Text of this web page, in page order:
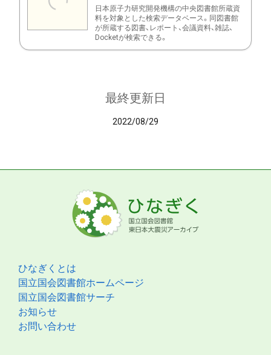
日本原子力研究開発機構の中央図書館所蔵資
料を対象とした検索データベース。同図書館
が所蔵する図書、レポート、会議資料、雑誌、
Docketが検索できる。
最終更新日
2022/08/29
ひなぎくとは
国立国会図書館ホームページ
国立国会図書館サーチ
お知らせ
お問い合わせ